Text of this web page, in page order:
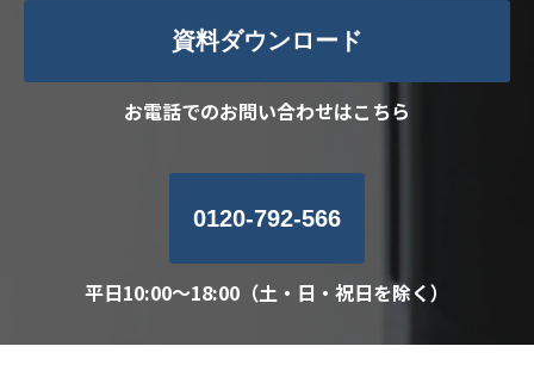
資料ダウンロード
お電話でのお問い合わせはこちら
0120-792-566
平日10:00～18:00（土・日・祝日を除く）